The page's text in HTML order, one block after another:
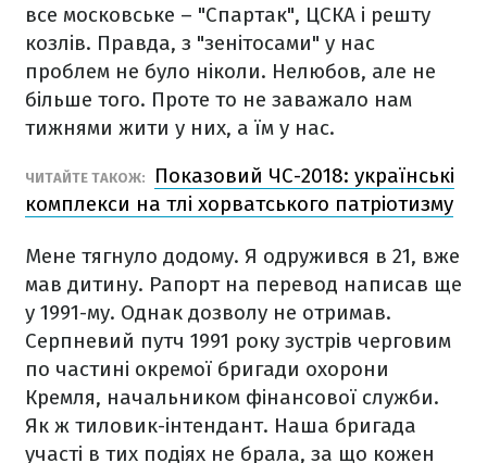
все московське – "Спартак", ЦСКА і решту
козлів. Правда, з "зенітосами" у нас
проблем не було ніколи. Нелюбов, але не
більше того. Проте то не заважало нам
тижнями жити у них, а їм у нас.
ЧИТАЙТЕ ТАКОЖ:
Показовий ЧС-2018: українські
комплекси на тлі хорватського патріотизму
Мене тягнуло додому. Я одружився в 21, вже
мав дитину. Рапорт на перевод написав ще
у 1991-му. Однак дозволу не отримав.
Серпневий путч 1991 року зустрів черговим
по частині окремої бригади охорони
Кремля, начальником фінансової служби.
Як ж тиловик-інтендант. Наша бригада
участі в тих подіях не брала, за що кожен